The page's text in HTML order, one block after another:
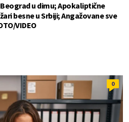
u dimu; Apokaliptične
besne u Srbiji; Angažovane sve
VIDEO
0